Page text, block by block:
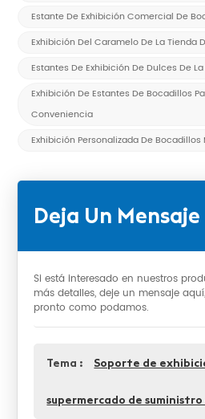
Estante De Exhibición Comercial De
Exhibición Del Caramelo De La Tienda
Estantes De Exhibición De Dulces De
Exhibición De Estantes De Bocadillos
Conveniencia
Exhibición Personalizada De Bocadillos
Deja Un Mensaje
Si está interesado en nuestros
más detalles, deje un mensaje
pronto como podamos.
Tema : Soporte de
supermercado de